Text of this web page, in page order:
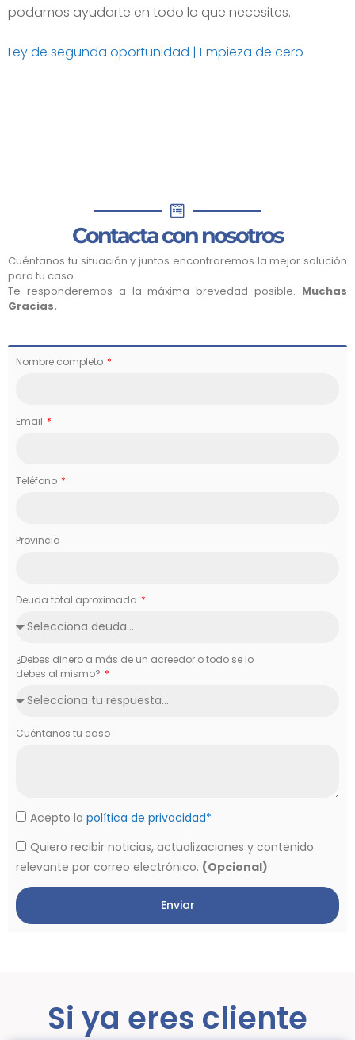
podamos ayudarte en todo lo que necesites.
Ley de segunda oportunidad | Empieza de cero
Contacta con nosotros
Cuéntanos tu situación y juntos encontraremos la mejor solución
para tu caso.
Te responderemos a la máxima brevedad posible. Muchas
Gracias.
Nombre completo
Email
Teléfono
Provincia
Deuda total aproximada
¿Debes dinero a más de un acreedor o todo se lo
debes al mismo?
Cuéntanos tu caso
Acepto la política de privacidad*
Quiero recibir noticias, actualizaciones y contenido
relevante por correo electrónico. (Opcional)
Enviar
Si ya eres cliente